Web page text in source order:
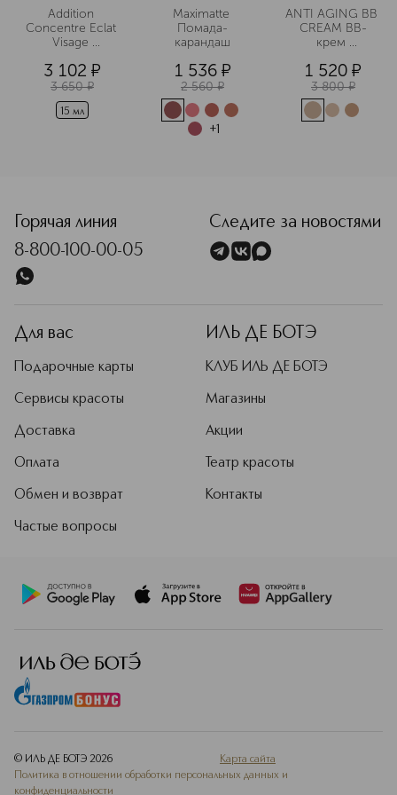
Addition
Concentre Eclat
Visage
эффектом
загара для лица
3 102 ¤
3 650 ¤
15 мл
Maximatte
Помада-
карандаш
1 536 ¤
2 560 ¤
+1
ANTI AGING BB
CREAM BB-
крем
с SPF15
1 520 ¤
3 800 ¤
Горячая линия
8-800-100-00-05
Следите за новостями
Для вас
Подарочные карты
Сервисы красоты
Доставка
Оплата
Обмен и возврат
Частые вопросы
ИЛЬ ДЕ БОТЭ
КЛУБ ИЛЬ ДЕ БОТЭ
Магазины
Акции
Театр красоты
Контакты
© ИЛЬ ДЕ БОТЭ 2026
Карта сайта
Политика в отношении обработки персональных данных и
конфиденциальности